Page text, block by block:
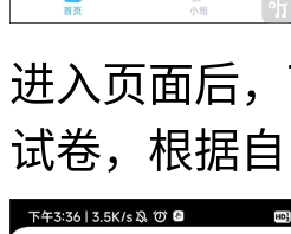
进入页面后
试卷，根据